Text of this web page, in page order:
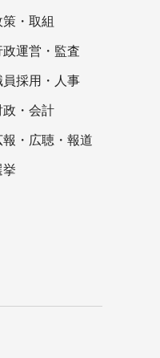
策・取組
政運営・監査
員採用・人事
政・会計
報・広聴・報道
挙